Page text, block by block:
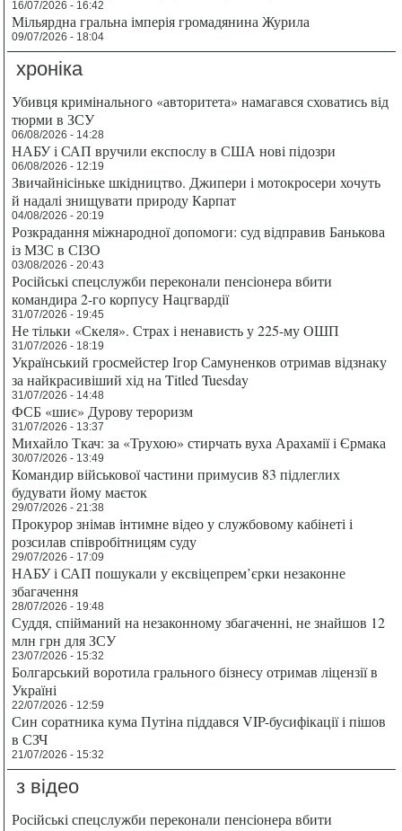
16/07/2026 - 16:42
Мільярдна гральна імперія громадянина Журила
09/07/2026 - 18:04
хроніка
Убивця кримінального «авторитета» намагався сховатись від
тюрми в ЗСУ
06/08/2026 - 14:28
НАБУ і САП вручили експослу в США нові підозри
06/08/2026 - 12:19
Звичайнісіньке шкідництво. Джипери і мотокросери хочуть
й надалі знищувати природу Карпат
04/08/2026 - 20:19
Розкрадання міжнародної допомоги: суд відправив Банькова
із МЗС в СІЗО
03/08/2026 - 20:43
Російські спецслужби переконали пенсіонера вбити
командира 2-го корпусу Нацгвардії
31/07/2026 - 19:45
Не тільки «Скеля». Страх і ненависть у 225-му ОШП
31/07/2026 - 18:19
Український гросмейстер Ігор Самуненков отримав відзнаку
за найкрасивіший хід на Titled Tuesday
31/07/2026 - 14:48
ФСБ «шиє» Дурову тероризм
31/07/2026 - 13:37
Михайло Ткач: за «Трухою» стирчать вуха Арахамії і Єрмака
30/07/2026 - 13:49
Командир військової частини примусив 83 підлеглих
будувати йому маєток
29/07/2026 - 21:38
Прокурор знімав інтимне відео у службовому кабінеті і
розсилав співробітницям суду
29/07/2026 - 17:09
НАБУ і САП пошукали у ексвіцепрем’єрки незаконне
збагачення
28/07/2026 - 19:48
Суддя, спійманий на незаконному збагаченні, не знайшов 12
млн грн для ЗСУ
23/07/2026 - 15:32
Болгарський воротила грального бізнесу отримав ліцензії в
Україні
22/07/2026 - 12:59
Син соратника кума Путіна піддався VIP-бусифікації і пішов
в СЗЧ
21/07/2026 - 15:32
з відео
Російські спецслужби переконали пенсіонера вбити